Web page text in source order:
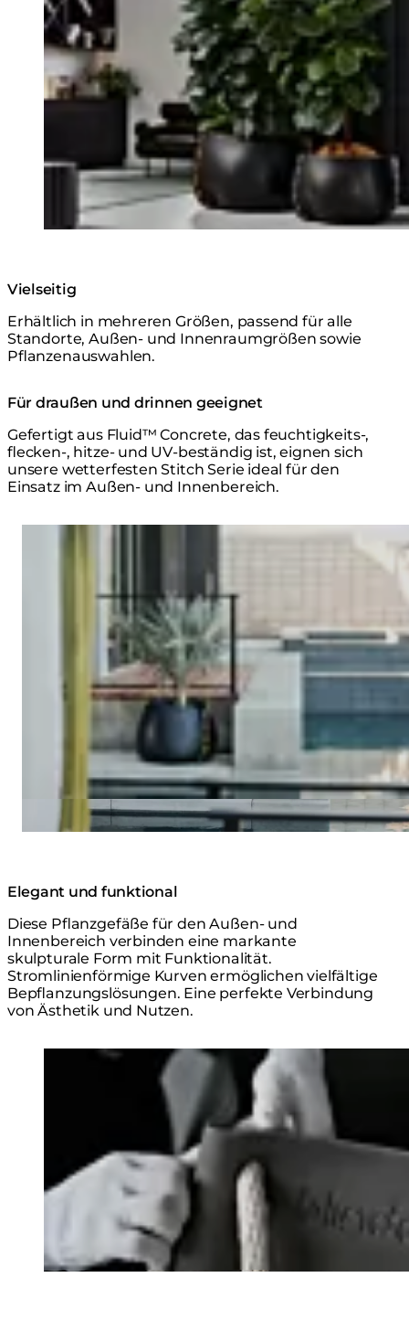
Vielseitig
Erhältlich in mehreren Größen, passend für alle
Standorte, Außen- und Innenraumgrößen sowie
Pflanzenauswahlen.
Für draußen und drinnen geeignet
Gefertigt aus Fluid™ Concrete, das feuchtigkeits-,
flecken-, hitze- und UV-beständig ist, eignen sich
unsere wetterfesten Stitch Serie ideal für den
Einsatz im Außen- und Innenbereich.
Elegant und funktional
Diese Pflanzgefäße für den Außen- und
Innenbereich verbinden eine markante
skulpturale Form mit Funktionalität.
Stromlinienförmige Kurven ermöglichen vielfältige
Bepflanzungslösungen. Eine perfekte Verbindung
von Ästhetik und Nutzen.
Loading image...